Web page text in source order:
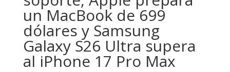
un MacBook de 699
dólares y Samsung
Galaxy S26 Ultra supera
al iPhone 17 Pro Max